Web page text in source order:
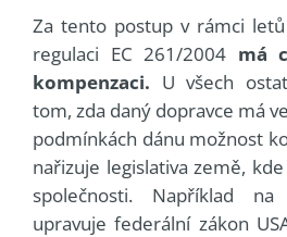
Za tento postup v rámci letů
regulaci EC 261/2004 má
kompenzaci. U všech
tom, zda daný dopravce má
podmínkách dánu možnost
nařizuje legislativa země,
společnosti. Například
upravuje federální zákon